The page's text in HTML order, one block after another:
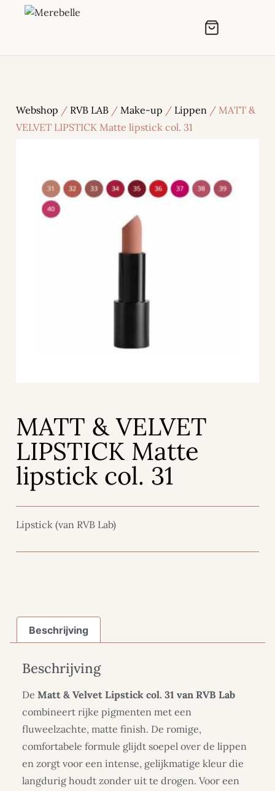
Webshop / RVB LAB / Make-up / Lippen / MATT &
VELVET LIPSTICK Matte lipstick col. 31
MATT & VELVET
LIPSTICK Matte
lipstick col. 31
Lipstick (van RVB Lab)
Beschrijving
Beschrijving
De Matt & Velvet Lipstick col. 31 van RVB Lab
combineert rijke pigmenten met een
fluweelzachte, matte finish. De romige,
comfortabele formule glijdt soepel over de lippen
en zorgt voor een intense, gelijkmatige kleur die
langdurig houdt zonder uit te drogen. Voor een